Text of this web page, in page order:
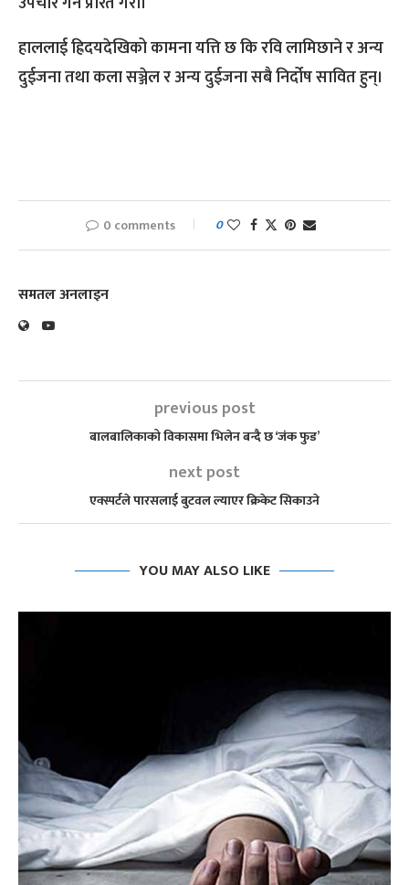
हाललाई ह्रिदयदेखिको कामना यत्ति छ कि रवि लामिछाने र अन्य
दुईजना तथा कला सञ्जेल र अन्य दुईजना सबै निर्दोष सावित हुन्।
0 comments 0
समतल अनलाइन
previous post
बालबालिकाको विकासमा भिलेन बन्दै छ ‘जंक फुड’
next post
एक्स्पर्टले पारसलाई बुटवल ल्याएर क्रिकेट सिकाउने
YOU MAY ALSO LIKE